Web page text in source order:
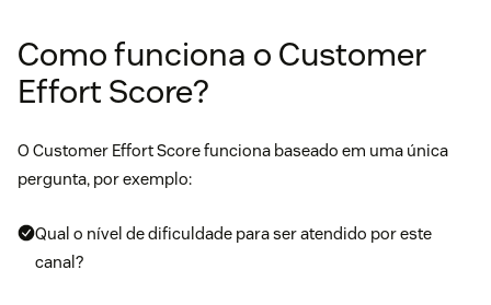
Como funciona o Customer
Effort Score?
O Customer Effort Score funciona baseado em uma única
pergunta, por exemplo:
Qual o nível de dificuldade para ser atendido por este
canal?